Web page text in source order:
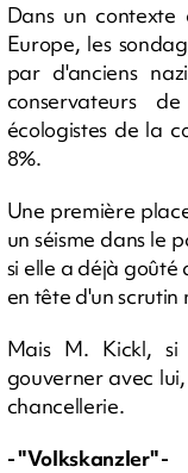
Dans un
Europe, les
par d'anciens
conservateurs
écologistes de la
8%.
Une première
un séisme dans le
si elle a déjà goûté
en tête d'un scrutin
Mais M. Kickl,
gouverner avec
chancellerie.
- "Volkskanzler" -